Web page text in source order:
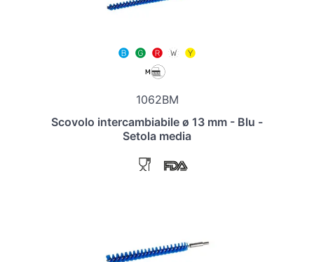
1062BM
Scovolo intercambiabile ø 13 mm - Blu -
Setola media